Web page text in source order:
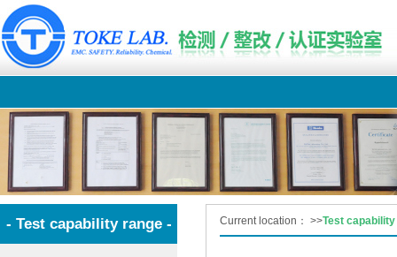
- Test capability range - Current location： >>Test